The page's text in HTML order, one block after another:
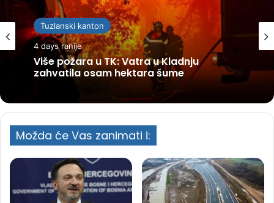
Tuzlanski kanton
4 days ranije
Više požara u TK: Vatra u Kladnju
zahvatila osam hektara šume
Možda će Vas zanimati i: